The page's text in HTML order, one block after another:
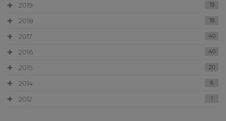
2019 19
2018 18
2017 40
2016 40
2015 20
2014 6
2012 1